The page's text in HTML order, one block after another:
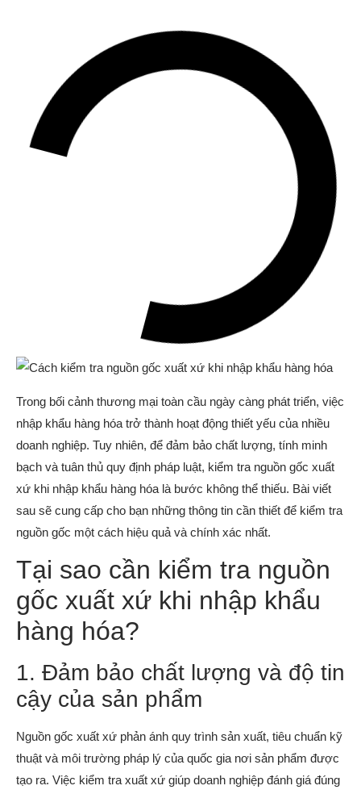
Trong bối cảnh thương mại toàn cầu ngày càng phát triển, việc
nhập khẩu hàng hóa trở thành hoạt động thiết yếu của nhiều
doanh nghiệp. Tuy nhiên, để đảm bảo chất lượng, tính minh
bạch và tuân thủ quy định pháp luật, kiểm tra nguồn gốc xuất
xứ khi nhập khẩu hàng hóa là bước không thể thiếu. Bài viết
sau sẽ cung cấp cho bạn những thông tin cần thiết để kiểm tra
nguồn gốc một cách hiệu quả và chính xác nhất.
Tại sao cần kiểm tra nguồn
gốc xuất xứ khi nhập khẩu
hàng hóa?
1. Đảm bảo chất lượng và độ tin
cậy của sản phẩm
Nguồn gốc xuất xứ phản ánh quy trình sản xuất, tiêu chuẩn kỹ
thuật và môi trường pháp lý của quốc gia nơi sản phẩm được
tạo ra. Việc kiểm tra xuất xứ giúp doanh nghiệp đánh giá đúng